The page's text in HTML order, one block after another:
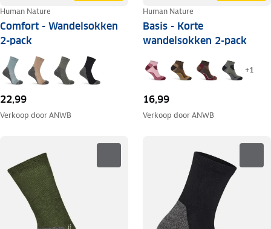
Human Nature
Comfort - Wandelsokken
2-pack
22,99
Verkoop doorANWB
Human Nature
Basis - Korte
wandelsokken 2-pack
+1
16,99
Verkoop doorANWB